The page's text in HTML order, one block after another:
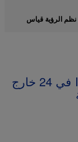
نظم الرؤية قياس
آلة قياس الرؤية المركبة لوحة IO 24 في 24 خارج